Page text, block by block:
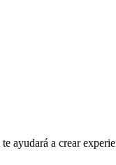
ayudará a crear